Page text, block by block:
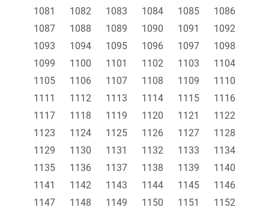
1081
1082 1083 1084 1085
1086
1087
1088 1089 1090 1091
1092
1093
1094 1095 1096 1097
1098
1099
1100 1101 1102 1103
1104
1105
1106 1107 1108 1109
1110
1111
1112 1113 1114 1115
1116
1117
1118 1119 1120 1121
1122
1123
1124 1125 1126 1127
1128
1129
1130 1131 1132 1133
1134
1135
1136 1137 1138 1139
1140
1141
1142 1143 1144 1145
1146
1147
1148 1149 1150 1151 1152